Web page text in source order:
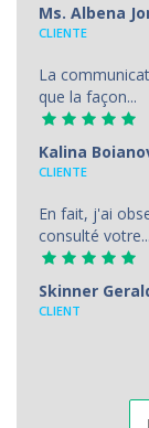
Ms. Albena
CLIENTE
La
que la façon...
Kalina
CLIENTE
En fait, j'ai
consulté votre...
Skinner
CLIENT